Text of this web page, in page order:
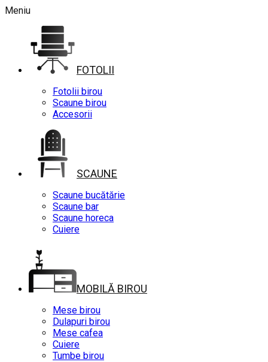
Meniu
FOTOLII
Fotolii birou
Scaune birou
Accesorii
SCAUNE
Scaune bucătărie
Scaune bar
Scaune horeca
Cuiere
MOBILĂ BIROU
Mese birou
Dulapuri birou
Mese cafea
Cuiere
Tumbe birou